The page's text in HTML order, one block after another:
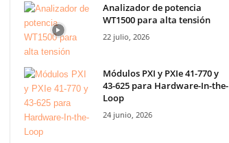
Analizador de potencia
WT1500 para alta tensión
22 julio, 2026
Módulos PXI y PXIe 41-770 y
43-625 para Hardware-In-the-
Loop
24 junio, 2026